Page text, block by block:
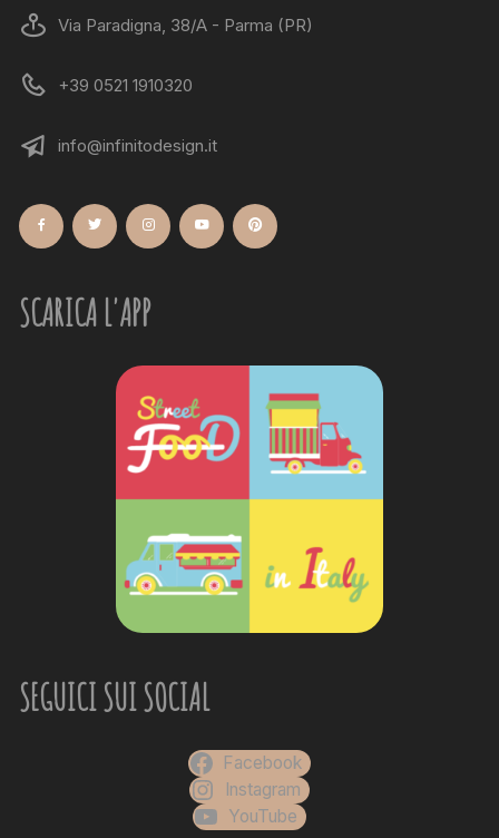
Via Paradigna, 38/A - Parma (PR)
+39 0521 1910320
info@infinitodesign.it
SCARICA L'APP
SEGUICI SUI SOCIAL
Facebook
Instagram
YouTube